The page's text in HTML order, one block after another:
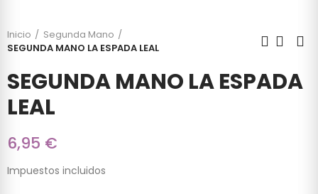
Inicio
Segunda Mano
SEGUNDA MANO LA ESPADA LEAL
SEGUNDA MANO LA ESPADA
LEAL
6,95 €
Impuestos incluidos